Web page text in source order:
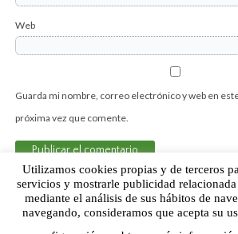
Web
Guarda mi nombre, correo electrónico y web en
próxima vez que comente.
Sobre Humor Fútbol Club | Aviso
Utilizamos cookies propias y de terceros
servicios y mostrarle publicidad
mediante el análisis de sus hábitos de
navegando, consideramos que acepta su